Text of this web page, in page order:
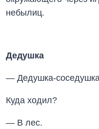
небылиц.
Дедушка
— Дедушка-
Куда ходил?
— В лес.